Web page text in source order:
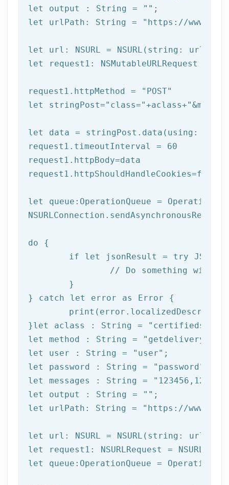
let
output : String = ""
let
urlPath: String = "https://
let
let
request1: NSMutableURLRequest =
request1.httpMethod =
"POST"
let
stringPost="class="+aclass+
let
data = stringPost.data(using:
request1.timeoutInterval = 60
request1.httpBody=data
request1.httpShouldHandleCookies=false
let
queue:OperationQueue =
do {
if
let
jsonResult = try
} catch let
error as Error {
print
}let aclass : String = "certifiedsms"
let
method : String =
let
user : String = "user"
let
password : String = "password"
let
messages : String =
let
output : String = ""
let
urlPath: String = "https://
let url: NSURL = NSURL(string:
let request1: NSURLRequest =
let queue:OperationQueue =